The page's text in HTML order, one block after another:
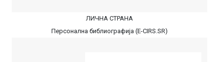
ЛИЧНА СТРАНА
Персонална библиографија (E-CIRS.SR)